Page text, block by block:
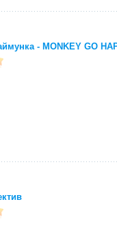
- MONKEY GO